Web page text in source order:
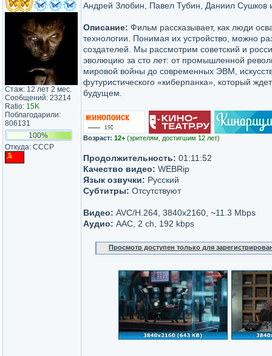
Стаж: 12 лет 2 мес.
Сообщений: 23214
Ratio: 15K
Поблагодарили:
806131
100%
Откуда: CCCP
Андрей Злобин, Павел Тубин, Даниил Сушков
Описание: Фильм рассказывает, как люди
технологии. Понимая их устройство, можно
создателей. Мы рассмотрим советский и
эволюцию за сто лет: от промышленной
мировой войны до современных ЭВМ,
футуристического «киберпанка», который
будущем.
Возраст: 12+ (зрителям, достигшим 12 лет)
Продолжительность: 01:11:52
Качество видео: WEBRip
Язык озвучки: Русский
Субтитры: Отсутствуют
Видео: AVC/H.264, 3840x2160, ~11.3 Mbps
Аудио: AAC, 2 ch, 192 kbps
Просмотр доступен только для